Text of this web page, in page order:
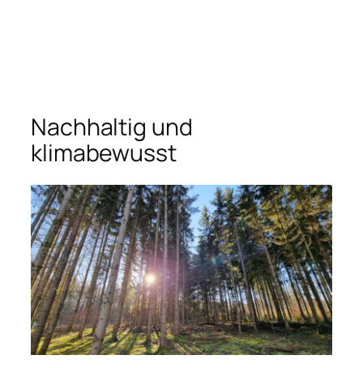
Nachhaltig und
klimabewusst